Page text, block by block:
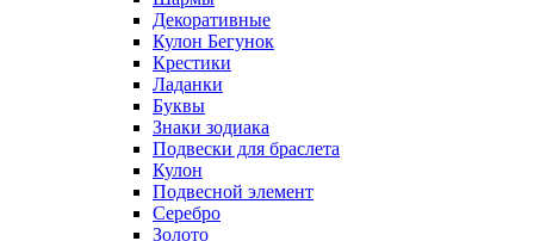
Декоративные
Кулон Бегунок
Крестики
Ладанки
Буквы
Знаки зодиака
Подвески для браслета
Кулон
Подвесной элемент
Серебро
Золото